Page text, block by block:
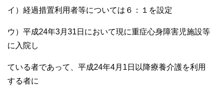
イ）経過措置利用者等については６：１を設定
ウ）平成24年3月31日において現に重症心身障害児施設等
に入院し
ている者であって、平成24年4月1日以降療養介護を利用
する者に